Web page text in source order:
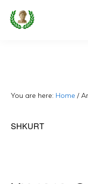
Skip
Faqe
Dedikuar
You are here: Home /
SHKURT